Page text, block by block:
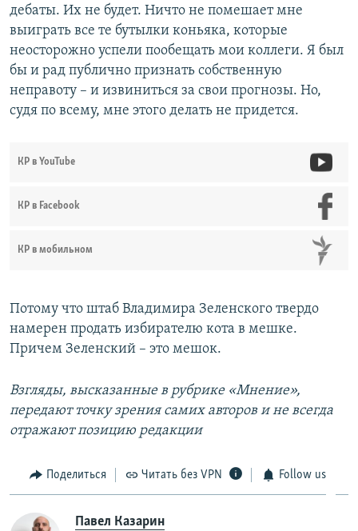
дебаты. Их не будет. Ничто не помешает мне
выиграть все те бутылки коньяка, которые
неосторожно успели пообещать мои коллеги. Я был
бы и рад публично признать собственную
неправоту – и извиниться за свои прогнозы. Но,
судя по всему, мне этого делать не придется.
КР в YouTube
КР в Facebook
КР в мобильном
Потому что штаб Владимира Зеленского твердо
намерен продать избирателю кота в мешке.
Причем Зеленский – это мешок.
Взгляды, высказанные в рубрике «Мнение»,
передают точку зрения самих авторов и не всегда
отражают позицию редакции
Поделиться Читать без VPN Follow us
Павел Казарин